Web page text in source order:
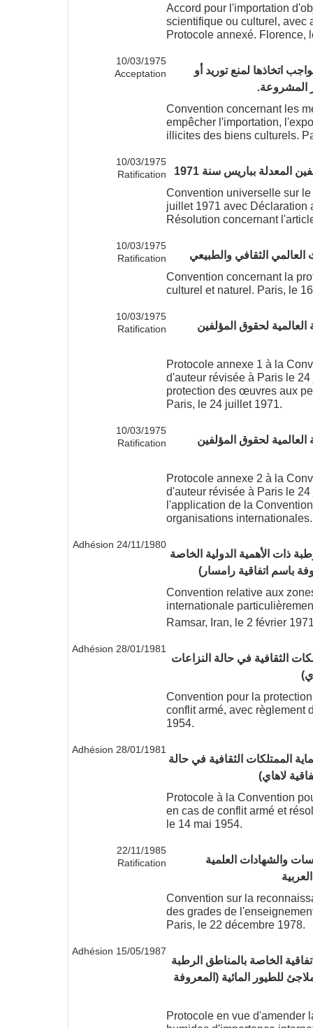
Accord pour l'importation
scientifique ou culturel, avec
Protocole annexé. Florence,
اتخاذها لمنع توريد أو
المشروعة.
Convention concernant les
empêcher l'importation,
illicites des biens culturels.
10/03/1975
Acceptation
المعدلة بباريس سنة 1971
Convention universelle sur
juillet 1971 avec Déclaration
Résolution concernant
10/03/1975
Ratification
العالمي الثقافي والطبيعي
Convention concernant la
culturel et naturel. Paris, le
10/03/1975
Ratification
1 للاتفاقية العالمية لحقوق المؤلفين
Protocole annexe 1 à la
d'auteur révisée à Paris le
protection des œuvres aux
Paris, le 24 juillet 1971.
10/03/1975
Ratification
2 للاتفاقية العالمية لحقوق المؤلفين
Protocole annexe 2 à la
d'auteur révisée à Paris le
l'application de la
organisations
10/03/1975
Ratification
ذات الأهمية الدولية الخاصة
باسم اتفاقية رامسار)
Convention relative aux
internationale
Ramsar, Iran, le 2 février
24/11/1980 Adhésion
الثقافية في حالة النزاعات
Convention pour la
conflit armé, avec règlement
1954.
28/01/1981 Adhésion
الممتلكات الثقافية في حالة
لاهاي)
Protocole à la Convention
en cas de conflit armé et
le 14 mai 1954.
28/01/1981 Adhésion
والشهادات العلمية
Convention sur la
des grades de
Paris, le 22 décembre 1978.
22/11/1985
Ratification
الخاصة بالمناطق الرطبة
للطيور المائية (المعروفة
Protocole en vue d'amender
15/05/1987 Adhésion